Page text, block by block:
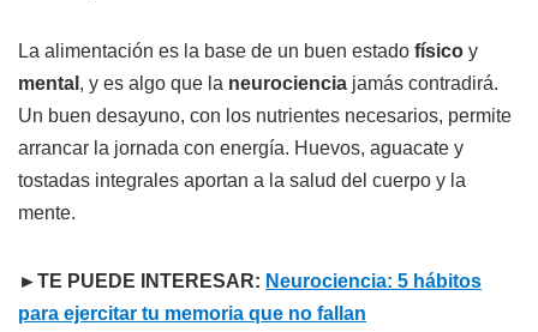
La alimentación es la base de un buen estado físico y
mental , y es algo que la neurociencia jamás contradirá.
Un buen desayuno, con los nutrientes necesarios, permite
arrancar la jornada con energía. Huevos, aguacate y
tostadas integrales aportan a la salud del cuerpo y la
mente.
►TE PUEDE INTERESAR: Neurociencia: 5 hábitos
para ejercitar tu memoria que no fallan